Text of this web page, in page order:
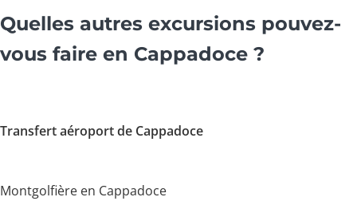
Quelles autres excursions pouvez-
vous faire en Cappadoce ?
Transfert aéroport de Cappadoce
Montgolfière en Cappadoce